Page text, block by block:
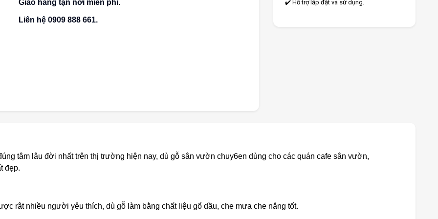
Giao hàng tận nơi miễn phí.
Liên hệ 0909 888 661.
✔️ Hỗ trợ lắp đặt và sử dụng.
tâm lâu đời nhất trên thị trường hiện nay, dù gỗ sân vườn chuy6en dùng cho các quán cafe sân vườn,
đẹp.
rât nhiều người yêu thích, dù gỗ làm bằng chất liệu gổ dầu, che mưa che nắng tốt.